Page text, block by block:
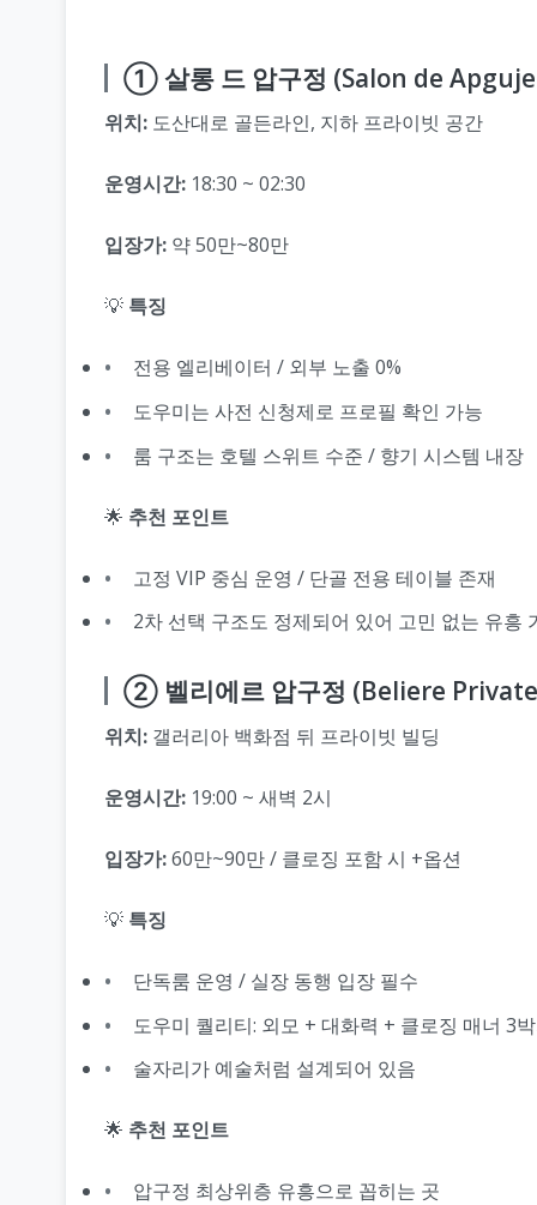
① 살롱 드 압구정 (Salon de
위치: 도산대로 골든라인, 지하 프라이빗 공간
운영시간: 18:30 ~ 02:30
입장가: 약 50만~80만
💡 특징
전용 엘리베이터 / 외부 노출 0%
도우미는 사전 신청제로 프로필 확인 가능
룸 구조는 호텔 스위트 수준 / 향기 시스템 내장
🌟 추천 포인트
고정 VIP 중심 운영 / 단골 전용 테이블 존재
2차 선택 구조도 정제되어 있어 고민 없는 유흥
② 벨리에르 압구정 (Beliere
위치: 갤러리아 백화점 뒤 프라이빗 빌딩
운영시간: 19:00 ~ 새벽 2시
입장가:60만~90만 / 클로징 포함 시 +옵션
💡 특징
단독룸 운영 / 실장 동행 입장 필수
도우미 퀄리티: 외모 + 대화력 + 클로징 매너 3
술자리가 예술처럼 설계되어 있음
🌟 추천 포인트
압구정 최상위층 유흥으로 꼽히는 곳